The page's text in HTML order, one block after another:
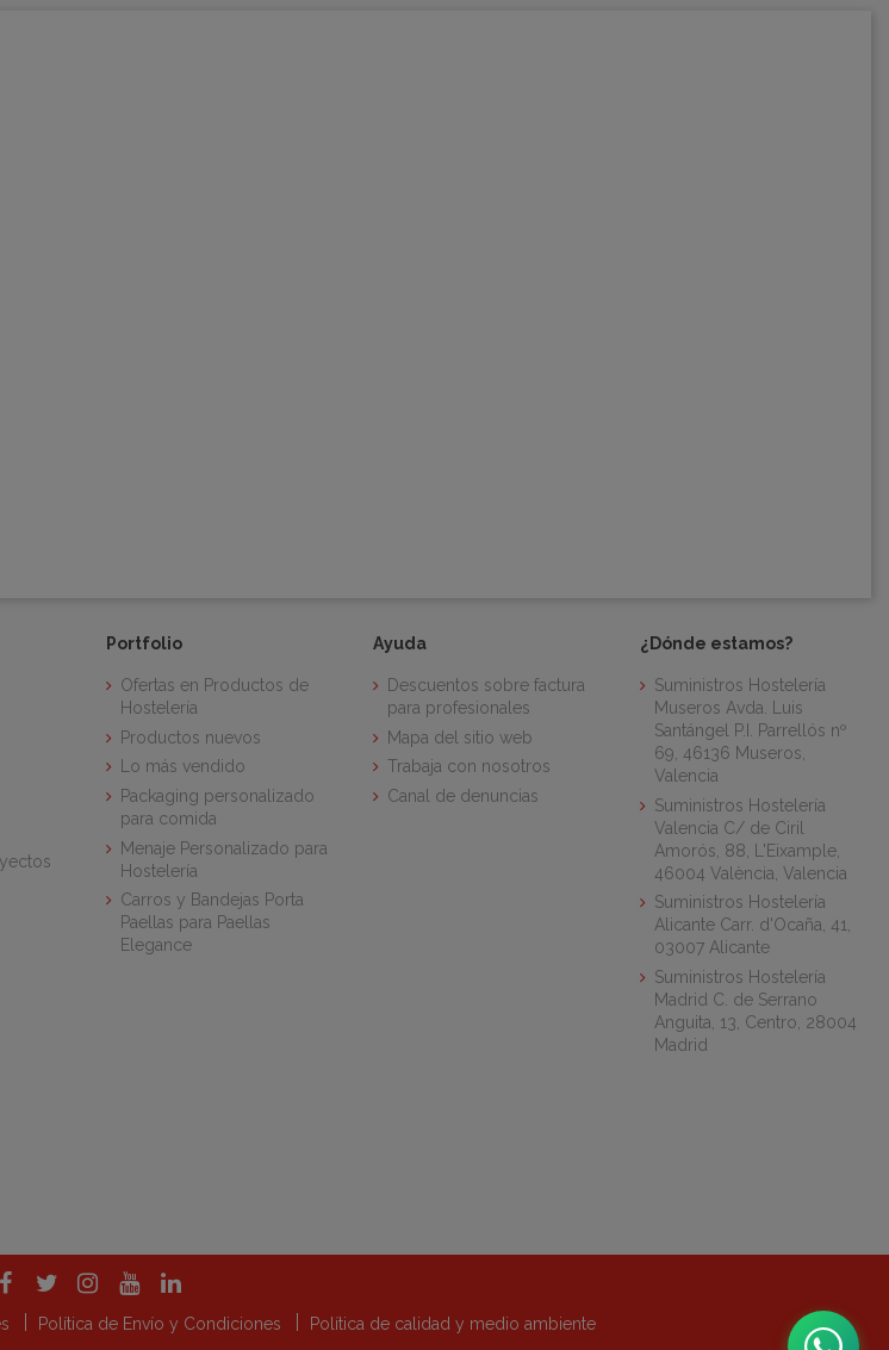
Portfolio
Ofertas en Productos de
Hostelería
Productos nuevos
Lo más vendido
Packaging personalizado
para comida
Menaje Personalizado para
Hostelería
Carros y Bandejas Porta
Paellas para Paellas
Elegance
Ayuda
Descuentos sobre factura
para profesionales
Mapa del sitio web
Trabaja con nosotros
Canal de denuncias
¿Dónde estamos?
Suministros Hostelería
Museros Avda. Luis
Santángel P.I. Parrellós nº
69, 46136 Museros,
Valencia
Suministros Hostelería
Valencia C/ de Ciril
Amorós, 88, L'Eixample,
46004 València, Valencia
Suministros Hostelería
Alicante Carr. d'Ocaña, 41,
03007 Alicante
Suministros Hostelería
Madrid C. de Serrano
Anguita, 13, Centro, 28004
Madrid
Política de Envío y Condiciones Política de calidad y medio ambiente